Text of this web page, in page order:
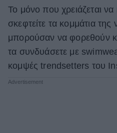
Το μόνο που χρειάζεται να
σκεφτείτε τα κομμάτια
μπορούσαν να φορεθούν
τα συνδυάσετε με
κομψές trendsetters του